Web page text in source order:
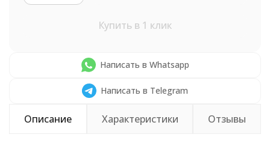
Купить в 1 клик
Написать в Whatsapp
Написать в Telegram
Описание Характеристики Отзывы